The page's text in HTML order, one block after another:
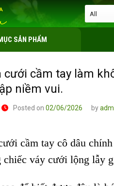
SẢN PHẨM
cưới cầm tay làm
niềm vui.
Posted on 02/06/2026 by
cầm tay cô dâu
chiếc váy cưới lộng lẫy